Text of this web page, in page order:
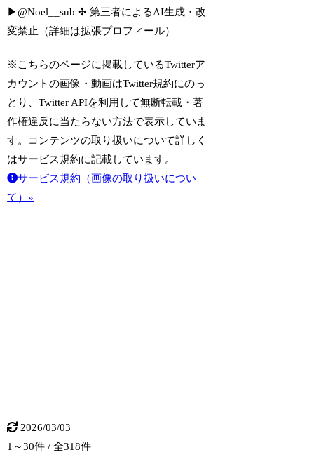
▶︎@Noel__sub ✣ 第三者によるAI生成・改
変禁止（詳細は拡張プロフィール）
※こちらのページに掲載しているTwitterア
カウントの画像・動画はTwitter規約にのっ
とり、Twitter APIを利用して無断転載・著
作権違反に当たらない方法で表示していま
す。コンテンツの取り扱いについて詳しく
はサービス規約に記載しています。
サービス規約（画像の取り扱いについ
て）»
2026/03/03
1～30件 / 全318件